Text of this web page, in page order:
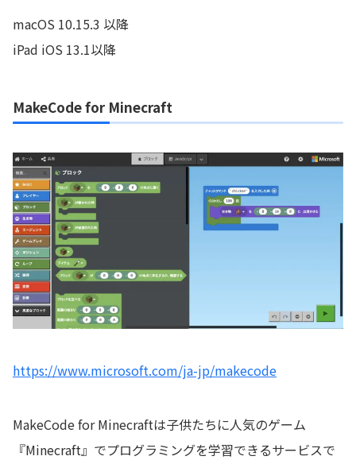
macOS 10.15.3 以降
iPad iOS 13.1以降
MakeCode for Minecraft
https://www.microsoft.com/ja-jp/makecode
MakeCode for Minecraftは子供たちに人気のゲーム
『Minecraft』でプログラミングを学習できるサービスで